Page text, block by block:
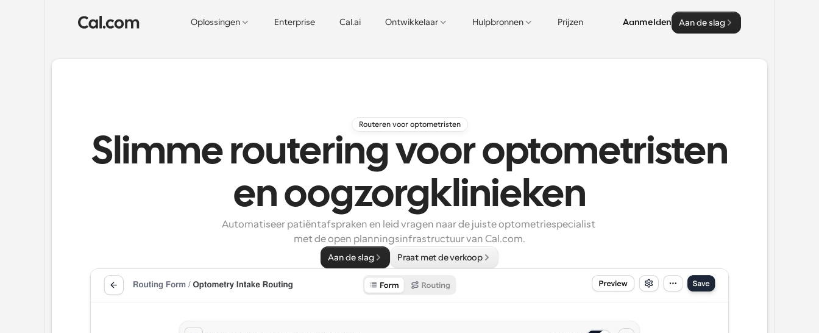
Oplossingen Enterprise Cal.ai Ontwikkelaar Hulpbronnen Prijzen Aanmelden Aan de slag
Routeren voor optometristen
Slimme routering voor optometristen
en oogzorgklinieken
Automatiseer patiëntafspraken en leid vragen naar de juiste optometriespecialist
met de open planningsinfrastructuur van Cal.com.
Aan de slag Praat met de verkoop